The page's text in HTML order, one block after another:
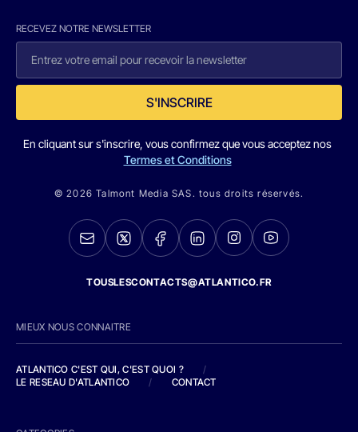
RECEVEZ NOTRE NEWSLETTER
S'INSCRIRE
En cliquant sur s'inscrire, vous confirmez que vous acceptez nos
Termes et Conditions
© 2026 Talmont Media SAS. tous droits réservés.
TOUSLESCONTACTS@ATLANTICO.FR
MIEUX NOUS CONNAITRE
ATLANTICO C'EST QUI, C'EST QUOI ?
/
LE RESEAU D'ATLANTICO
/ CONTACT